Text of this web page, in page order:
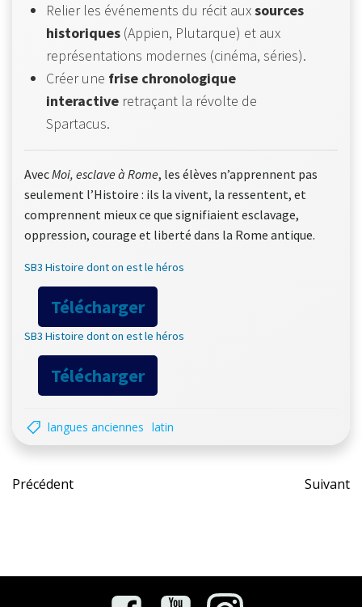
Relier les événements du récit auxsources
historiques (Appien, Plutarque) et aux
représentations modernes (cinéma, séries).
Créer une frise chronologique
interactive retraçant la révolte de
Spartacus.
AvecMoi, esclave à Rome, les élèves n’apprennent pas
seulement l’Histoire : ils la vivent, la ressentent, et
comprennent mieux ce que signifiaient esclavage,
oppression, courage et liberté dans la Rome antique.
SB3 Histoire dont on est le héros
Télécharger
SB3 Histoire dont on est le héros
Télécharger
langues anciennes latin
Post
Précédent Suivant